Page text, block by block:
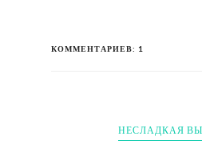
КОММЕНТАРИЕВ: 1
НЕСЛАДКАЯ